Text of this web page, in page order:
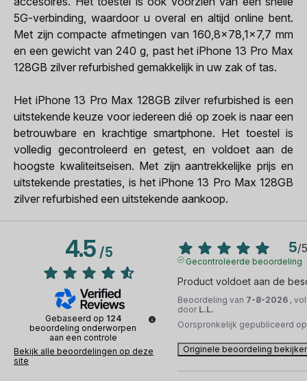
5G-verbinding, waardoor u overal en altijd online bent.
Met zijn compacte afmetingen van 160,8x78,1x7,7 mm
en een gewicht van 240 g, past het iPhone 13 Pro Max
128GB zilver refurbished gemakkelijk in uw zak of tas.
Het iPhone 13 Pro Max 128GB zilver refurbished is een
uitstekende keuze voor iedereen dié op zoek is naar een
betrouwbare en krachtige smartphone. Het toestel is
volledig gecontroleerd en getest, en voldoet aan de
hoogste kwaliteitseisen. Met zijn aantrekkelijke prijs en
uitstekende prestaties, is het iPhone 13 Pro Max 128GB
zilver refurbished een uitstekende aankoop.
4.5/5
Gebaseerd op 124
beoordeling onderworpen
aan een controle
Bekijk alle beoordelingen op deze
site
5/5
Gecontroleerde beoordeling
Product voldoet aan de
Beoordeling van 7-8-2026 ,
door L.L.
Oorspronkelijk gepubliceerd
Originele beoordeling